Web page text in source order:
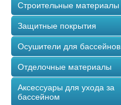
Строительные материалы
Защитные покрытия
Осушители для бассейнов
Отделочные материалы
Аксессуары для ухода за
бассейном